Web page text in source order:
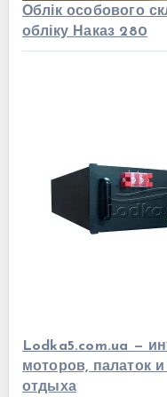
Облік особового
обліку Наказ 280
Lodka5.com.ua —
моторов, палаток
отдыха